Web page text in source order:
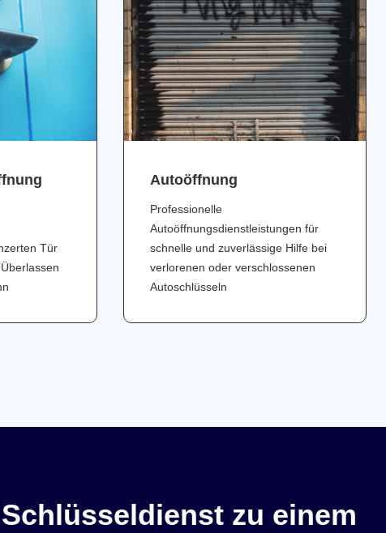
Tür
Аutoöffnung
Professionelle
Autoöffnungsdienstleistungen für
schnelle und zuverlässige Hilfe bei
verlorenen oder verschlossenen
Autoschlüsseln
zu einem